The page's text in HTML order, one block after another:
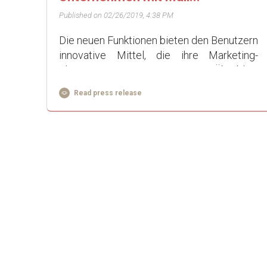
Published on 02/26/2019, 4:38 PM
Die neuen Funktionen bieten den Benutzern
innovative Mittel, die ihre Marketing-
Aktionen optimieren. Hier ein Überblick
über die letzten Neuheiten: Szenarien mit
mehreren Ausl&oum...
Read press release